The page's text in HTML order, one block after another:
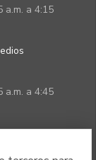
a.m. a 4:15
a.m. a 4:45